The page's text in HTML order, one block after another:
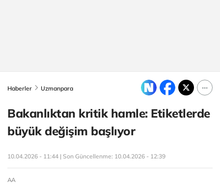
Haberler Uzmanpara
Bakanlıktan kritik hamle: Etiketlerde
büyük değişim başlıyor
10.04.2026 - 11:44 | Son Güncellenme: 10.04.2026 - 12:39
AA